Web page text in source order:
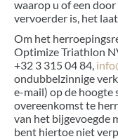
waarop u of een
vervoerder is, het
Om het
Optimize Triathlon
+32 3 315 04 84,
ondubbelzinnige
e-mail) op de hoogte
overeenkomst te
van het bijgevoegde
bent hiertoe niet